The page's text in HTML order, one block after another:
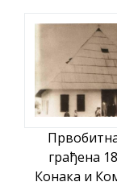
грађена
Конака и